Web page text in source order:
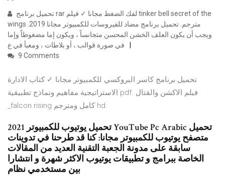
wings مترجم. تحميل برنامج مضاد للفيروسات للكمبيوتر مجانا 2019.
ويجب أن يكون العلف الخشن المحسن متجانساً ، ويكون إما مضغوطاً وإما
في صورة قوالب ، أو بلاطات ، ومعبأ في ع
9 Comments
تحميل برنامج كاسر البروكسي للكمبيوتر مجانا ✓ كتاب الادارة
الاستراتيجية مفاهيم ونماذج تطبيقية pdf. فيلم الاكشن والقتال
_falcon rising كامل ومترجم hd.
تحميل يوتيوب للكمبيوتر 2021 YouTube Pc Arabic تحميل
متصفح يوتيوب للكمبيوتر مجانا: كنا قد طرحنا في تدوينات
سابقة على مدونة الجعبة التقنية العديد من المقالات
الخاصة ببرامج و تطبيقات يوتيوب الاكثر شهرة و انتشارا
بين مستخدمي نظام